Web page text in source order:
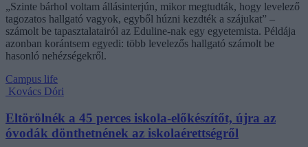
„Szinte bárhol voltam állásinterjún, mikor megtudták, hogy levelező
tagozatos hallgató vagyok, egyből húzni kezdték a szájukat” –
számolt be tapasztalatairól az Eduline-nak egy egyetemista. Példája
azonban korántsem egyedi: több levelezős hallgató számolt be
hasonló nehézségekről.
Campus life
Kovács Dóri
Eltörölnék a 45 perces iskola-előkészítőt, újra az
óvodák dönthetnének az iskolaérettségről